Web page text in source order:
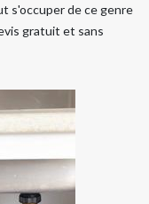
s'occuper de ce genre
gratuit et sans